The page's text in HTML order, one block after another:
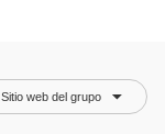
Sitio web del grupo